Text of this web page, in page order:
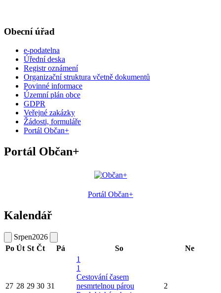
Obecní úřad
e-podatelna
Úřední deska
Registr oznámení
Organizační struktura včetně dokumentů
Povinné informace
Územní plán obce
GDPR
Veřejné zakázky
Žádosti, formuláře
Portál Občan+
Portál Občan+
Portál Občan+
Kalendář
Srpen2026
Po Út St Čt Pá So Ne
27 28 29 30 31
1
1
Cestování časem
nesmrtelnou párou
2